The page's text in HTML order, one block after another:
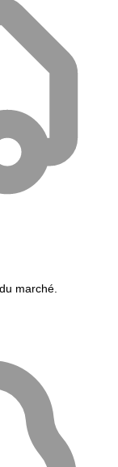
marché.